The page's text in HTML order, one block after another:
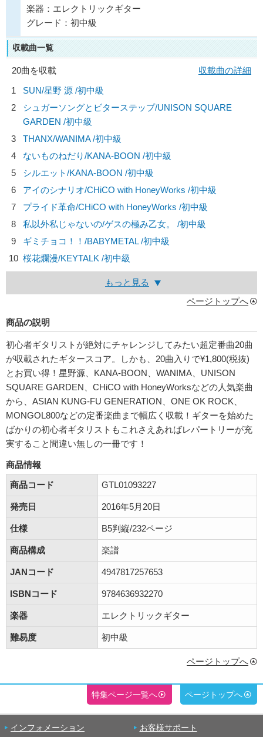
楽器：エレクトリックギター
グレード：初中級
収載曲一覧
20曲を収載
収載曲の詳細
1
SUN/星野 源 /初中級
2
シュガーソングとビターステップ/UNISON SQUARE
GARDEN /初中級
3
THANX/WANIMA/初中級
4
ないものねだり/KANA-BOON /初中級
5
シルエット/KANA-BOON /初中級
6
アイのシナリオ/CHiCO with HoneyWorks /初中級
7
プライド革命/CHiCO with HoneyWorks /初中級
8
私以外私じゃないの/ゲスの極み乙女。
/初中級
9
ギミチョコ！！/BABYMETAL/初中級
10 桜花爛漫/KEYTALK /初中級
もっと見る
ページトップへ
商品の説明
初心者ギタリストが絶対にチャレンジしてみたい超定番曲20曲
が収載されたギタースコア。しかも、20曲入りで¥1,800(税抜)
とお買い得！星野源、KANA-BOON、WANIMA、UNISON
SQUARE GARDEN、CHiCO with HoneyWorksなどの人気楽曲
から、ASIAN KUNG-FU GENERATION、ONE OK ROCK、
MONGOL800などの定番楽曲まで幅広く収載！ギターを始めた
ばかりの初心者ギタリストもこれさえあればレパートリーが充
実すること間違い無しの一冊です！
商品情報
商品コード
GTL01093227
発売日 2016年5月20日
仕様 B5判縦/232ページ
商品構成 楽譜
JANコード 4947817257653
ISBNコード 9784636932270
楽器 エレクトリックギター
難易度 初中級
ページトップへ
特集ページ一覧へ ページトップへ
インフォメーション お客様サポート